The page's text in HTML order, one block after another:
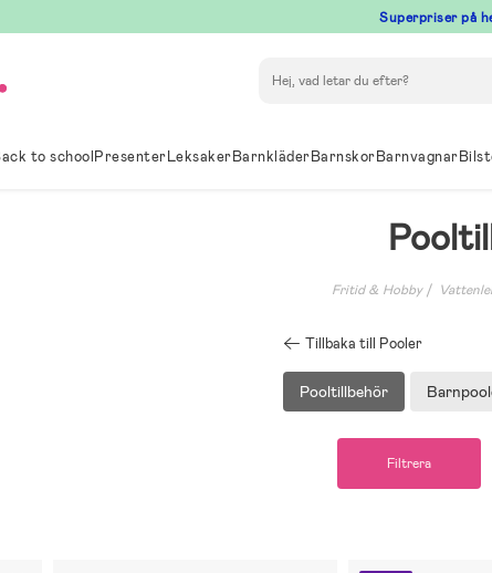
Superpriser på
to schoolPresenterLeksakerBarnkläderBarnskorBarnvagnar
Fritid & Hobby
Tillbaka till Pooler
Pooltillbehör
Filtrera